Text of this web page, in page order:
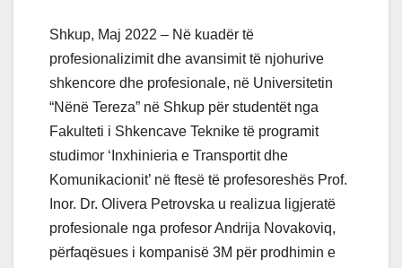
Shkup, Maj 2022 – Në kuadër të
profesionalizimit dhe avansimit të njohurive
shkencore dhe profesionale, në Universitetin
“Nënë Tereza” në Shkup për studentët nga
Fakulteti i Shkencave Teknike të programit
studimor ‘Inxhinieria e Transportit dhe
Komunikacionit’ në ftesë të profesoreshës Prof.
Inor. Dr. Olivera Petrovska u realizua ligjeratë
profesionale nga profesor Andrija Novakoviq,
përfaqësues i kompanisë 3M për prodhimin e